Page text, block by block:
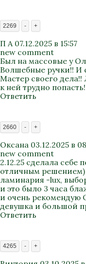
2269 - +
П А 07.12.2025 в 15:57
new comment
Был на массовые у
Волшебные ручки!! И
Мастер своего
к ней трудно
Ответить
2660 - +
Оксана 03.12.2025 в
new comment
2.12.25 сделала себе
отличным решением)
ламинария -lux,
и это было 3 часа
и очень рекомендую
девушка и большой
Ответить
4265 - +